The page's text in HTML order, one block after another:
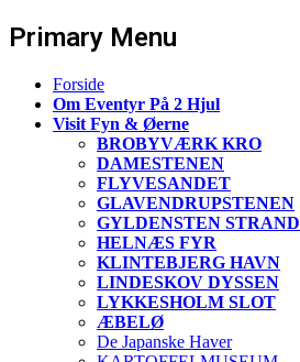
Primary Menu
Skip
content
Forside
Om Eventyr På 2 Hjul
Visit Fyn & Øerne
BROBYVÆRK KRO
DAMESTENEN
FLYVESANDET
GLAVENDRUPSTENEN
GYLDENSTEN STRAND
HELNÆS FYR
KLINTEBJERG HAVN
LINDESKOV DYSSEN
LYKKESHOLM SLOT
ÆBELØ
De Japanske Haver